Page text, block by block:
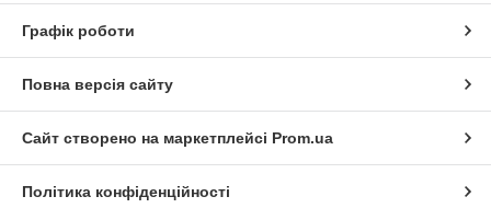
Графік роботи
Повна версія сайту
Сайт створено на маркетплейсі Prom.ua
Політика конфіденційності